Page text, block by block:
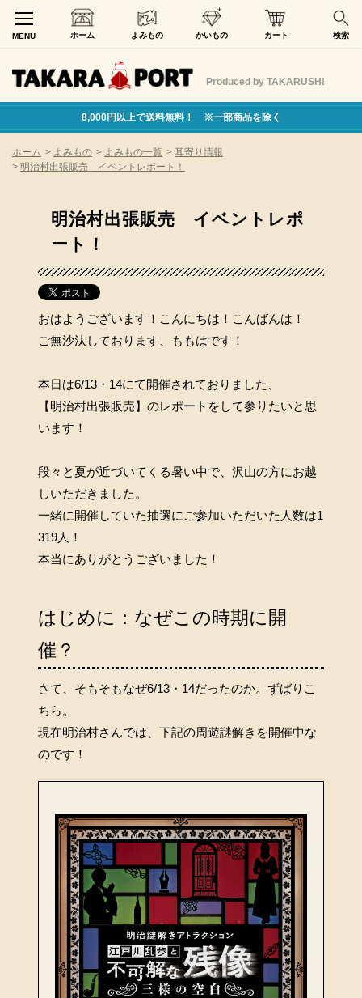
MENU ホーム よみもの かいもの カート 検索
Produced by TAKARUSH!
8,000円以上で送料無料！ ※一部商品を除く
ホーム > よみもの > よみもの一覧 > 耳寄り情報
> 明治村出張販売 イベントレポート！
明治村出張販売 イベントレポ
ート！
おはようございます！こんにちは！こんばんは！
ご無沙汰しております、ももはです！
本日は6/13・14にて開催されておりました、
【明治村出張販売】のレポートをして参りたいと思
います！
段々と夏が近づいてくる暑い中で、沢山の方にお越
しいただきました。
一緒に開催していた抽選にご参加いただいた人数は1
319人！
本当にありがとうございました！
はじめに：なぜこの時期に開
催？
さて、そもそもなぜ6/13・14だったのか。ずばりこ
ちら。
現在明治村さんでは、下記の周遊謎解きを開催中な
のです！